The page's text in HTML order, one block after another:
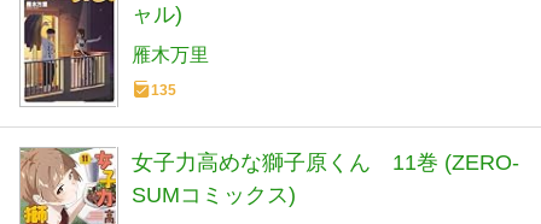
ャル)
雁木万里
135
女子力高めな獅子原くん 11巻 (ZERO-
SUMコミックス)